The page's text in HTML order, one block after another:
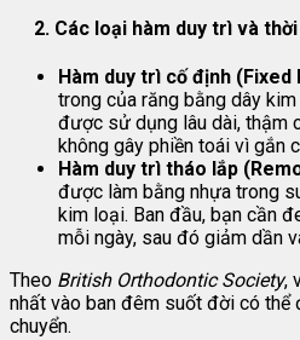
2. Các loại hàm duy trì và thời
Hàm duy trì cố định (Fixed
trong của răng bằng dây
được sử dụng lâu dài, thậm
không gây phiền toái vì gắn
Hàm duy trì tháo lắp
được làm bằng nhựa trong
kim loại. Ban đầu, bạn cần
mỗi ngày, sau đó giảm dần
Theo British Orthodontic Society,
nhất vào ban đêm suốt đời có thể
chuyển.